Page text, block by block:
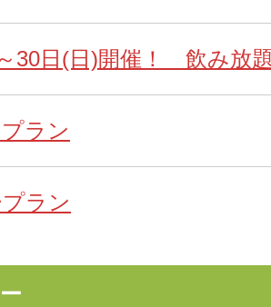
30日(日)開催！ 飲み放
ラン
ラン